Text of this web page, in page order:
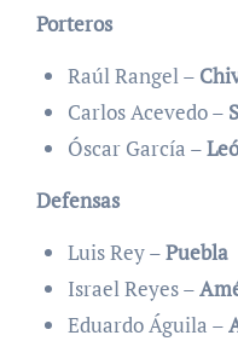
Porteros
Raúl Rangel –
Carlos Acevedo –
Óscar García –
Defensas
Luis Rey –Puebla
Israel Reyes –
Eduardo Águila –